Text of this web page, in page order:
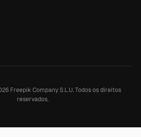
Freepik Company S.L.U. Todos os direitos
reservados.